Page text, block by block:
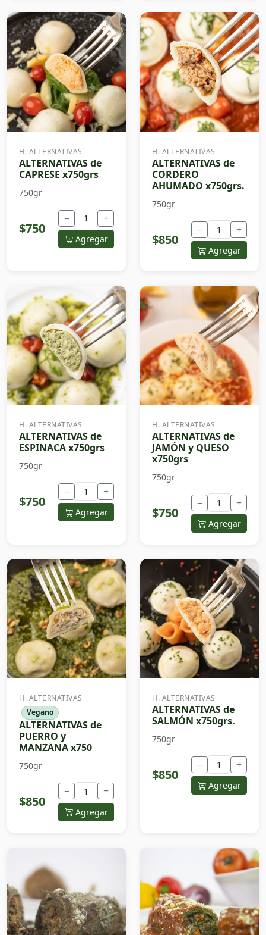
H. ALTERNATIVAS
ALTERNATIVAS de
CAPRESE x750grs
750gr
$750
− +
Agregar
H. ALTERNATIVAS
ALTERNATIVAS de
CORDERO
AHUMADO x750grs.
750gr
$850
− +
Agregar
H. ALTERNATIVAS
ALTERNATIVAS de
ESPINACA x750grs
750gr
$750
− +
Agregar
H. ALTERNATIVAS
ALTERNATIVAS de
JAMÓN y QUESO
x750grs
750gr
$750
− +
Agregar
H. ALTERNATIVAS
Vegano
ALTERNATIVAS de
PUERRO y
MANZANA x750
750gr
$850
− +
Agregar
H. ALTERNATIVAS
ALTERNATIVAS de
SALMÓN x750grs.
750gr
$850
− +
Agregar